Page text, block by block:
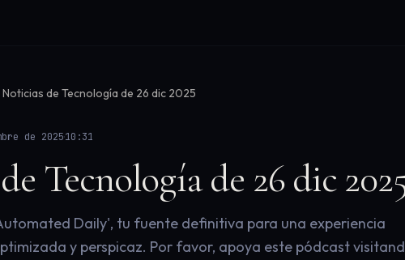
Noticias de Tecnología de 26 dic 2025
de 2025·10:31
Tecnología de 26 dic
Daily', tu fuente definitiva para una experiencia
y perspicaz. Por favor, apoya este pódcast